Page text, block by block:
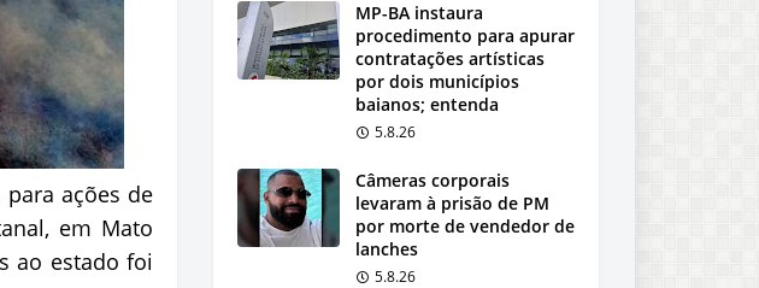
ações de
em Mato
ao estado foi
MP-BA instaura
procedimento para apurar
contratações artísticas
por dois municípios
baianos; entenda
5.8.26
Câmeras corporais
levaram à prisão de PM
por morte de vendedor de
lanches
5.8.26